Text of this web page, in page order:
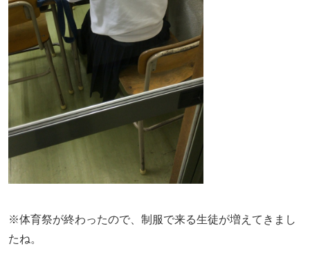
※体育祭が終わったので、制服で来る生徒が増えてきまし
たね。